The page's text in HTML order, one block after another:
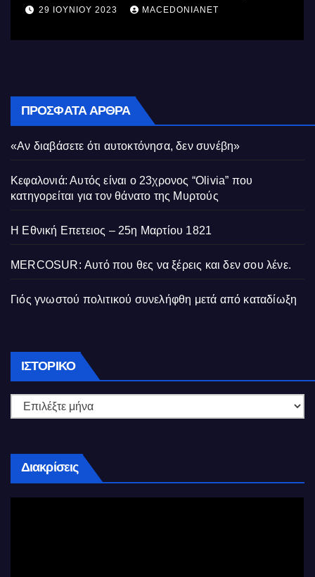
11 ΙΟΥΝΊΟΥ 2023 MACEDONIANET
ΠΡΌΣΦΑΤΑ ΆΡΘΡΑ
«Αν διαβάσετε ότι αυτοκτόνησα, δεν συνέβη»
Κεφαλονιά: Αυτός είναι ο 23χρονος “Olivia” που
κατηγορείται για τον θάνατο της Μυρτούς
Η Εθνική Επετειος – 25η Μαρτίου 1821
MERCOSUR: Αυτό που θες να ξέρεις και δεν σου λένε.
Γιός γνωστού πολιτικού συνελήφθη μετά από καταδίωξη
ΙΣΤΟΡΙΚΌ Ιστορικό
Διακρίσεις